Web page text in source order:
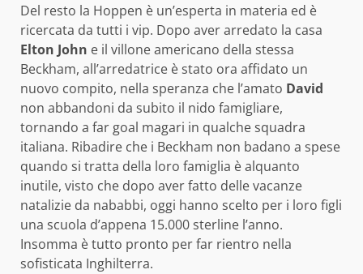
Del resto la Hoppen è un’esperta in materia ed è
ricercata da tutti i vip. Dopo aver arredato la casa
Elton John e il villone americano della stessa
Beckham, all’arredatrice è stato ora affidato un
nuovo compito, nella speranza che l’amato David
non abbandoni da subito il nido famigliare,
tornando a far goal magari in qualche squadra
italiana. Ribadire che i Beckham non badano a spese
quando si tratta della loro famiglia è alquanto
inutile, visto che dopo aver fatto delle vacanze
natalizie da nababbi, oggi hanno scelto per i loro figli
una scuola d’appena 15.000 sterline l’anno.
Insomma è tutto pronto per far rientro nella
sofisticata Inghilterra.